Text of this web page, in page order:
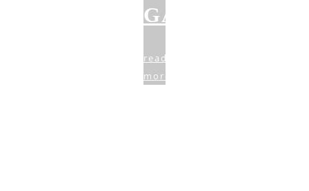
GAMING
read
more